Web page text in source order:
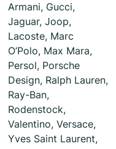
Armani, Gucci,
Jaguar, Joop,
Lacoste, Marc
O’Polo, Max Mara,
Persol, Porsche
Design, Ralph Lauren,
Ray-Ban,
Rodenstock,
Valentino, Versace,
Yves Saint Laurent,